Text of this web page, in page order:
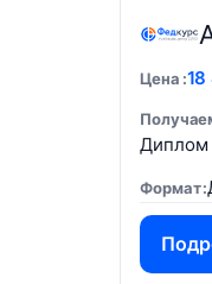
Цена
Диплом
Формат